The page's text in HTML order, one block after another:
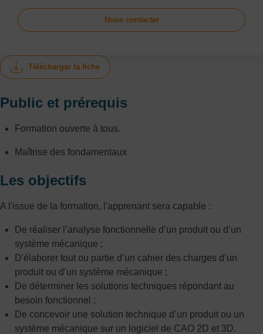
Télécharger la fiche
Public et prérequis
Formation ouverte à tous.
Maîtrise des fondamentaux
Les objectifs
A l'issue de la formation, l'apprenant sera capable :
De réaliser l’analyse fonctionnelle d’un produit ou d’un
système mécanique ;
D'élaborer tout ou partie d’un cahier des charges d’un
produit ou d’un système mécanique ;
De déterminer les solutions techniques répondant au
besoin fonctionnel ;
De concevoir une solution technique d’un produit ou un
système mécanique sur un logiciel de CAO 2D et 3D.
Nous contacter